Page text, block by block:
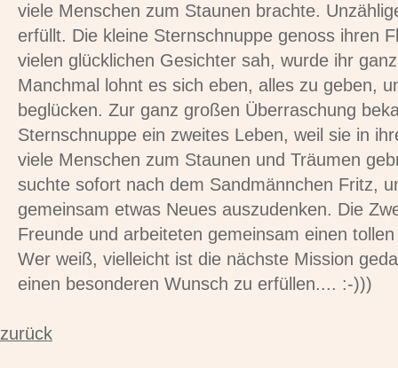
viele Menschen zum Staunen brachte.
erfüllt. Die kleine Sternschnuppe genoss ihren
vielen glücklichen Gesichter sah, wurde ihr
Manchmal lohnt es sich eben, alles zu geben,
beglücken. Zur ganz großen Überraschung
Sternschnuppe ein zweites Leben, weil sie in
viele Menschen zum Staunen und Träumen
suchte sofort nach dem Sandmännchen Fritz,
gemeinsam etwas Neues auszudenken. Die
Freunde und arbeiteten gemeinsam einen
Wer weiß, vielleicht ist die nächste Mission
einen besonderen Wunsch zu erfüllen.... :-)))
zurück